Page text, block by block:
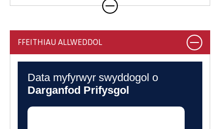
gyda sefydliadau cadwraeth neu labordai
wirfoddoli mewn amrywiol gyfleusterau
anifeiliaid. Mae rhai o'n myfyrwyr, er
Môn ac Ymddiriedolaeth Ornitholeg
Prydain.
FFEITHIAU ALLWEDDOL